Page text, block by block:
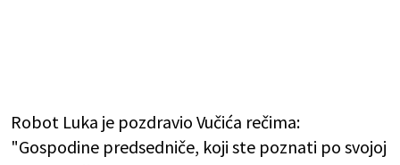
Robot Luka je pozdravio Vučića rečima:
"Gospodine predsedniče, koji ste poznati po svojoj